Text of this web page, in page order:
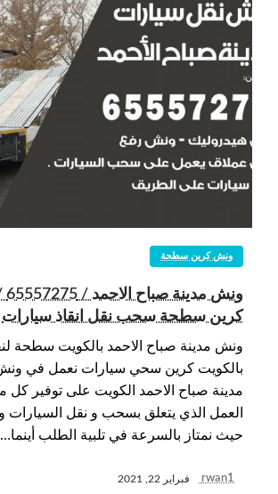
ونش كرين سطحة
كرين سطحة سحب نقل انقاذ سيارات
ونش مدينة صباح الاحمد بالكويت سطحة
بالكويت كرين سحي سيارات نعمل في
مدينة صباح الاحمد الكويت على توفير كل
العمل الذي يتعلق بسحب و نقل السيارات
حيث نمتاز بالسرعة في تلبية الطلب أينما…
rwan1 فبراير 22, 2021